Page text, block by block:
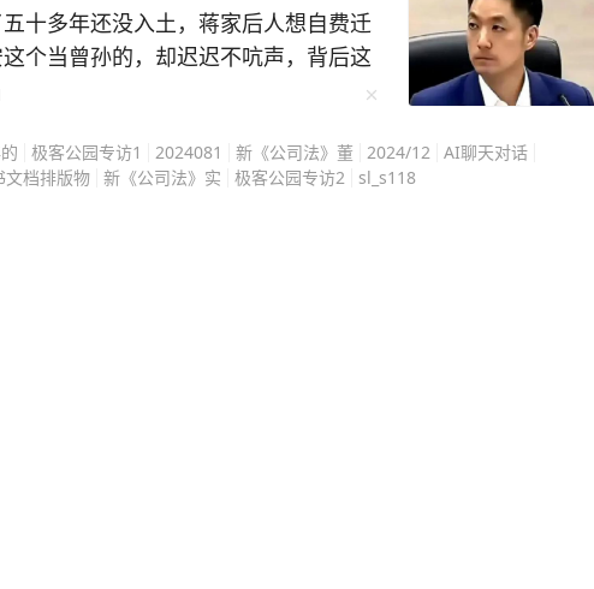
奥秘，李
学经历和经验总结在《学习高手》中，这本书还获得央视点
忆法，多感官刺激记忆法，缩略词记忆法等，并给出了具体的
十多年还没入土，蒋家后人想自费迁
个当曾孙的，却迟迟不吭声，背后这
能说清。 蒋万安不是不想动，是真
市长之后，走的每一步都很小心，在
动提两蒋，迁葬的事更是能绕就绕。
极客公园专访1 2024081 新《公司法》董 2024/12
AI聊天对话
文档排版物
新《公司法》实 极客公园专访2 sl_s118